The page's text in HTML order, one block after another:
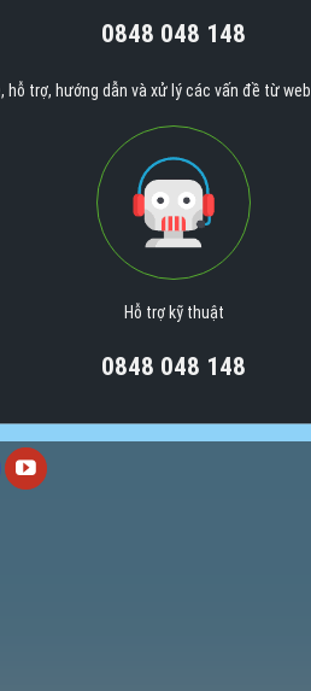
0848 048 148
trợ, hướng dẫn và xử lý các vấn đề từ
Hỗ trợ kỹ thuật
0848 048 148